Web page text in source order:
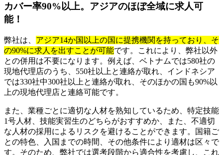
カバー率90%以上。アジアのほぼ全域に求人可
能！
弊社は、 アジア14か国以上の国に提携機関を持っており、そ
の90%に求人を出すことが可能です。これにより、弊社以外
との併用は不要になります。例えば、ベトナムでは580社の
現地代理店のうち、550社以上と連絡が取れ、インドネシア
では330社中300社以上と連絡が取れ、そのほかの国も90%以
上の現地代理店と連絡可能です。
また、業種ごとに適切な人材を熟知しているため、特定技能
1号人材、技能実習生のどちらがおすすめか、また、不適切
な人材の採用によるリスクを避けることができます。国籍ご
との特色、入国までの時間、その他条件により適材は区々で
す。そのため、弊社では選考段階から適合性を考慮し、これ